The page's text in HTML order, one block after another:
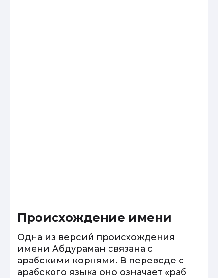
Происхождение имени
Одна из версий происхождения
имени Абдураман связана с
арабскими корнями. В переводе с
арабского языка оно означает «раб